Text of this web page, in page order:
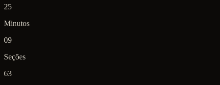
25
Minutos
09
Seções
63